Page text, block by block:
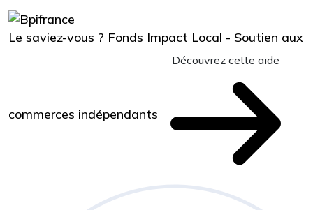
Le saviez-vous ? Fonds Impact Local - Soutien aux
commerces indépendants
Découvrez cette aide